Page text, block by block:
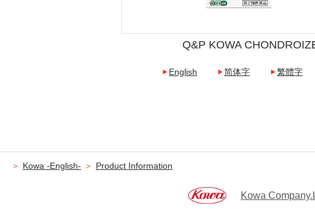
Q&P KOWA
English 简体字 繁體字
Kowa -English- Product Information
Kowa